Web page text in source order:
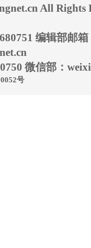
All Rights
编辑部邮箱
微信部：
号